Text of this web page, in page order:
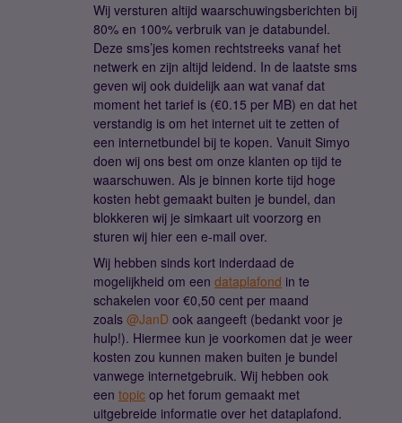
Wij versturen altijd waarschuwingsberichten bij
80% en 100% verbruik van je databundel.
Deze sms’jes komen rechtstreeks vanaf het
netwerk en zijn altijd leidend. In de laatste sms
geven wij ook duidelijk aan wat vanaf dat
moment het tarief is (€0.15 per MB) en dat het
verstandig is om het internet uit te zetten of
een internetbundel bij te kopen. Vanuit Simyo
doen wij ons best om onze klanten op tijd te
waarschuwen. Als je binnen korte tijd hoge
kosten hebt gemaakt buiten je bundel, dan
blokkeren wij je simkaart uit voorzorg en
sturen wij hier een e-mail over.
Wij hebben sinds kort inderdaad de
mogelijkheid om een dataplafond in te
schakelen voor €0,50 cent per maand
zoals @JanD ook aangeeft (bedankt voor je
hulp!). Hiermee kun je voorkomen dat je weer
kosten zou kunnen maken buiten je bundel
vanwege internetgebruik. Wij hebben ook
een topic op het forum gemaakt met
uitgebreide informatie over het dataplafond.